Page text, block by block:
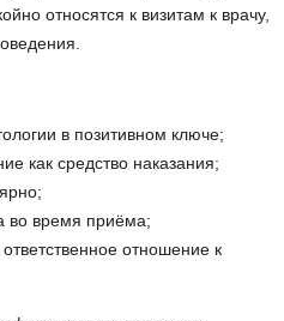
относятся к визитам к врачу,
в позитивном ключе;
как средство наказания;
во время приёма;
отношение к